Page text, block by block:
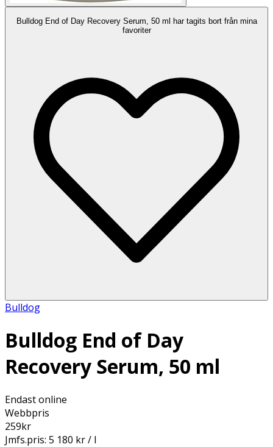
Bulldog End of Day Recovery Serum, 50 ml har tagits bort från mina
favoriter
Bulldog
Bulldog End of Day
Recovery Serum, 50 ml
Endast online
Webbpris
259kr
Jmfs.pris: 5 180 kr / l